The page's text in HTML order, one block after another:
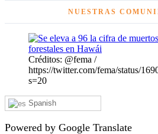
NUESTRAS
Créditos: @fema /
https://twitter.com/fema/status/
s=20
Spanish
Powered by Google Translate